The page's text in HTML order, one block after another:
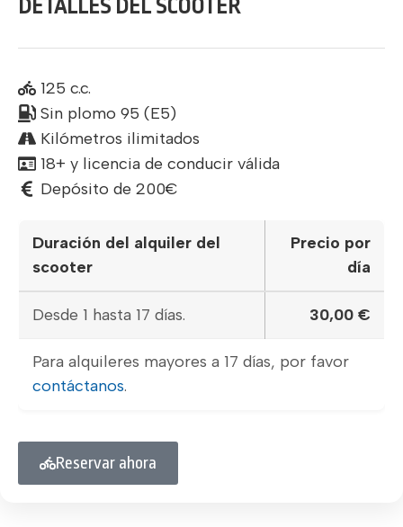
DETALLES DEL SCOOTER
125 c.c.
Sin plomo 95 (E5)
Kilómetros ilimitados
18+ y licencia de conducir válida
Depósito de 200€
Duración del alquiler del
scooter
Precio por
día
Desde 1 hasta 17 días. 30,00 €
Para alquileres mayores a 17 días, por favor
contáctanos.
Reservar ahora